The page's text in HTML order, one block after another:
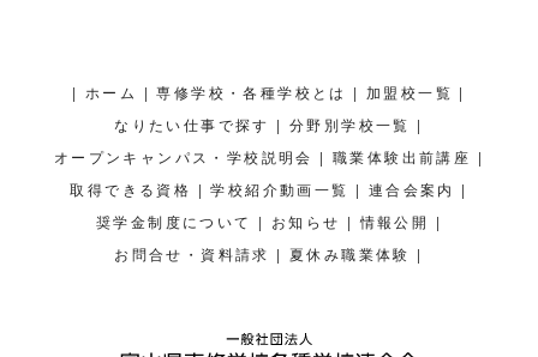
| ホーム |専修学校・各種学校とは | 加盟校一覧 |
なりたい仕事で探す |分野別学校一覧 |
オープンキャンパス・学校説明会 |職業体験出前講座 |
取得できる資格 |学校紹介動画一覧 | 連合会案内 |
奨学金制度について | お知らせ |情報公開 |
お問合せ・資料請求 | 夏休み職業体験 |